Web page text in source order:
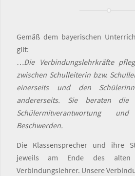
Gemäß dem bayerischen
gilt:
…Die Verbindungslehrkräfte
zwischen Schulleiterin bzw.
einerseits und den
andererseits. Sie beraten die
Schülermitverantwortung
Beschwerden.
Die Klassensprecher und ihre
jeweils am Ende des alten
Verbindungslehrer. Unsere